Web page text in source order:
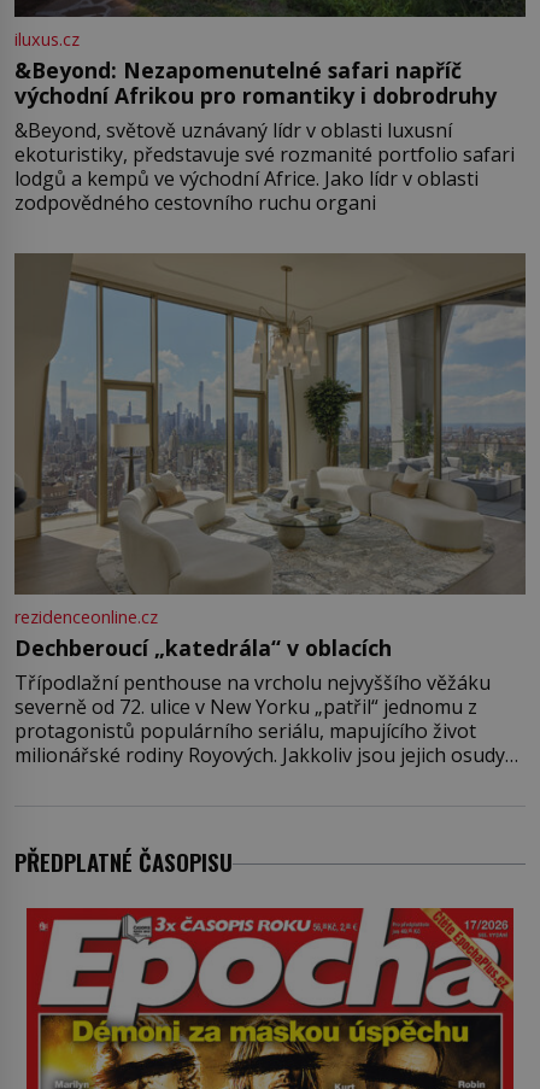
iluxus.cz
&Beyond: Nezapomenutelné safari napříč
východní Afrikou pro romantiky i dobrodruhy
&Beyond, světově uznávaný lídr v oblasti luxusní
ekoturistiky, představuje své rozmanité portfolio safari
lodgů a kempů ve východní Africe. Jako lídr v oblasti
zodpovědného cestovního ruchu organi
rezidenceonline.cz
Dechberoucí „katedrála“ v oblacích
Třípodlažní penthouse na vrcholu nejvyššího věžáku
severně od 72. ulice v New Yorku „patřil“ jednomu z
protagonistů populárního seriálu, mapujícího život
milionářské rodiny Royových. Jakkoliv jsou jejich osudy
jenom jednou z nemovitostí
PŘEDPLATNÉ ČASOPISU